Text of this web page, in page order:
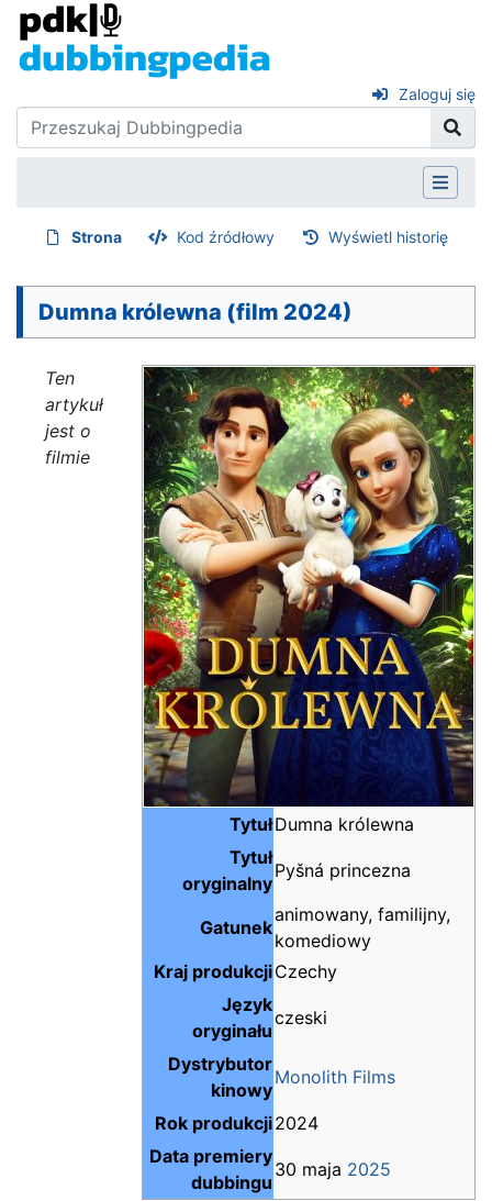
Zaloguj się
Strona Kod źródłowy Wyświetl historię
Dumna królewna (film 2024)
TytułDumna królewna
Tytuł
oryginalny
Pyšná princezna
Gatunek
animowany, familijny,
komediowy
Kraj produkcjiCzechy
Język
oryginału
czeski
Dystrybutor
kinowy
Monolith Films
Rok produkcji2024
Data premiery
dubbingu
30 maja 2025
Ten
artykuł
jest o
filmie